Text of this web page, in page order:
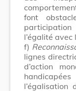
font
l’égalité avec
f)
lignes
d’action
l’égalisation